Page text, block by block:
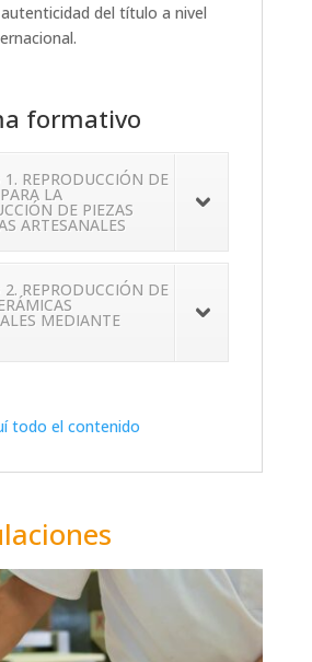
del título a nivel
formativo
REPRODUCCIÓN DE
LA
DE PIEZAS
ARTESANALES
REPRODUCCIÓN DE
MEDIANTE
todo el contenido